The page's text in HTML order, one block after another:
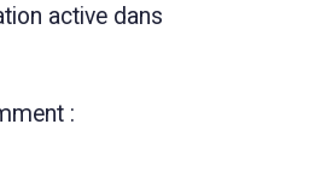
active dans
: